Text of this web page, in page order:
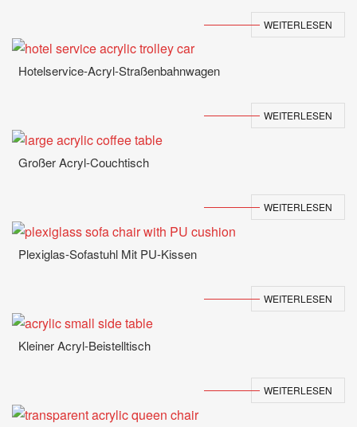
WEITERLESEN
Hotelservice-Acryl-Straßenbahnwagen
WEITERLESEN
Großer Acryl-Couchtisch
WEITERLESEN
Plexiglas-Sofastuhl Mit PU-Kissen
WEITERLESEN
Kleiner Acryl-Beistelltisch
WEITERLESEN